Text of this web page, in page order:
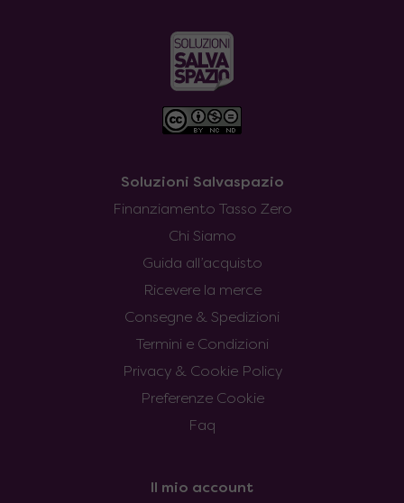
Soluzioni Salvaspazio
Finanziamento Tasso Zero
Chi Siamo
Guida all’acquisto
Ricevere la merce
Consegne & Spedizioni
Termini e Condizioni
Privacy & Cookie Policy
Preferenze Cookie
Faq
Il mio account